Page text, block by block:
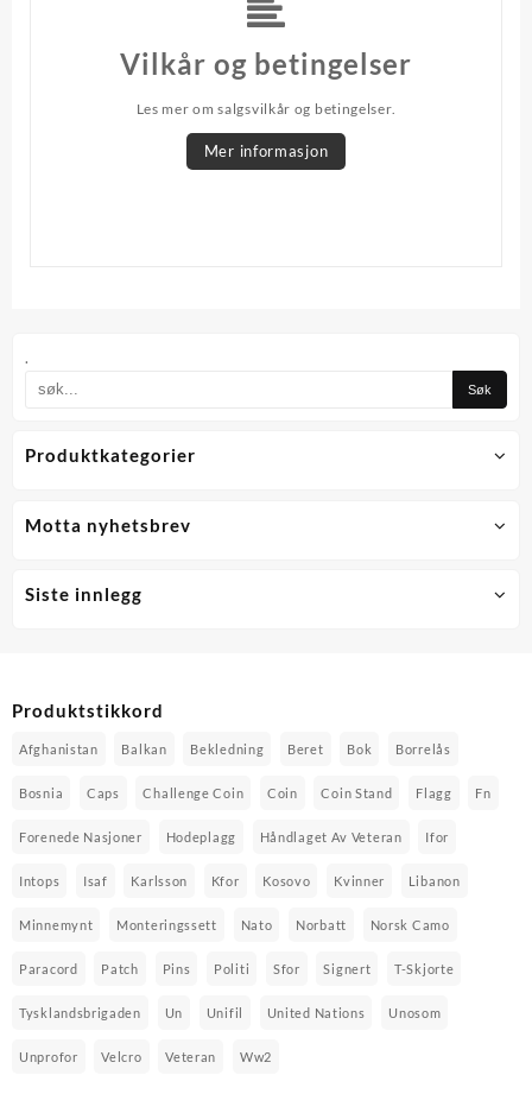
.
Produktkategorier
Motta nyhetsbrev
Siste innlegg
Vilkår og betingelser
Les mer om salgsvilkår og betingelser.
Mer informasjon
Produktstikkord
Afghanistan Balkan Bekledning Beret Bok Borrelås
Bosnia Caps Challenge Coin Coin Coin Stand Flagg Fn
Forenede Nasjoner Hodeplagg Håndlaget Av Veteran Ifor
Intops Isaf Karlsson Kfor Kosovo Kvinner Libanon
Minnemynt Monteringssett Nato Norbatt Norsk Camo
Paracord Patch Pins Politi Sfor Signert T-Skjorte
Tysklandsbrigaden Un Unifil United Nations Unosom
Unprofor Velcro Veteran Ww2